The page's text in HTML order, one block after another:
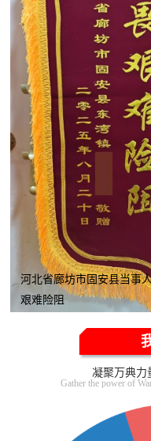
河北省廊坊市固安县当事
艰难险阻
凝聚万典力
Gather the power of